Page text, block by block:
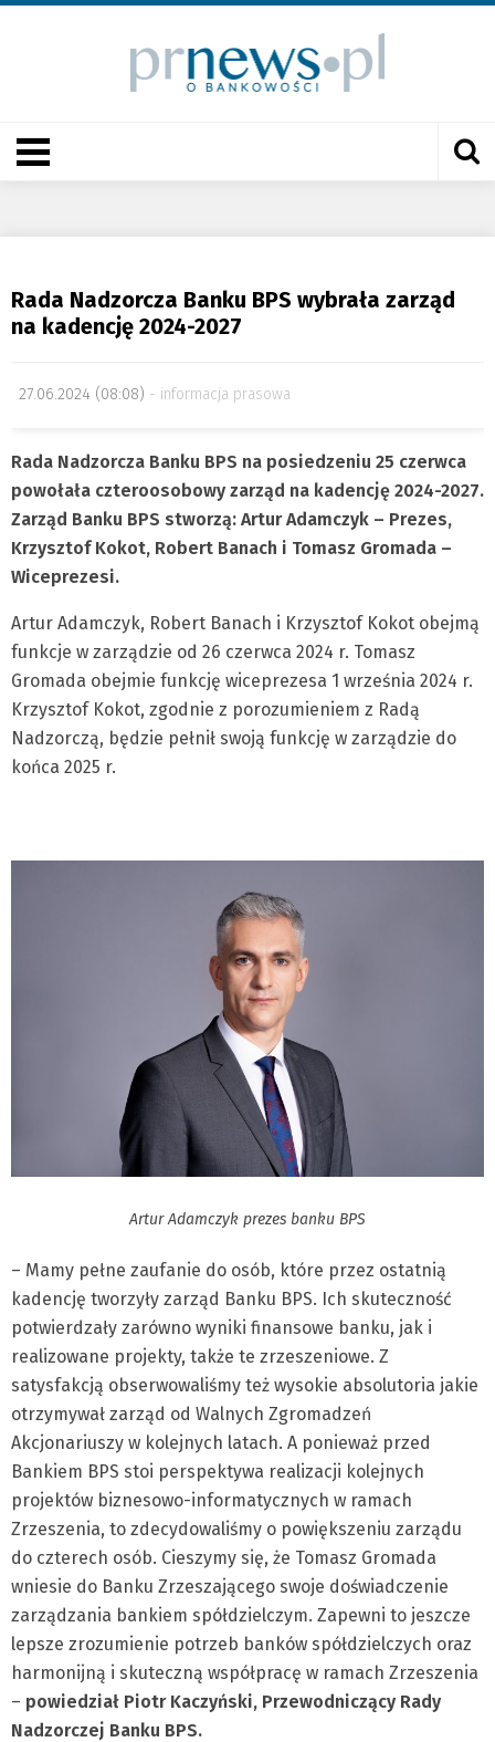
Rada Nadzorcza Banku BPS wybrała zarząd
na kadencję 2024-2027
27.06.2024 (08:08) informacja prasowa
Rada Nadzorcza Banku BPS na posiedzeniu 25 czerwca
powołała czteroosobowy zarząd na kadencję 2024-2027.
Zarząd Banku BPS stworzą: Artur Adamczyk – Prezes,
Krzysztof Kokot, Robert Banach i Tomasz Gromada –
Wiceprezesi.
Artur Adamczyk, Robert Banach i Krzysztof Kokot obejmą
funkcje w zarządzie od 26 czerwca 2024 r. Tomasz
Gromada obejmie funkcję wiceprezesa 1 września 2024 r.
Krzysztof Kokot, zgodnie z porozumieniem z Radą
Nadzorczą, będzie pełnił swoją funkcję w zarządzie do
końca 2025 r.
Artur Adamczyk prezes banku BPS
– Mamy pełne zaufanie do osób, które przez ostatnią
kadencję tworzyły zarząd Banku BPS. Ich skuteczność
potwierdzały zarówno wyniki finansowe banku, jak i
realizowane projekty, także te zrzeszeniowe. Z
satysfakcją obserwowaliśmy też wysokie absolutoria jakie
otrzymywał zarząd od Walnych Zgromadzeń
Akcjonariuszy w kolejnych latach. A ponieważ przed
Bankiem BPS stoi perspektywa realizacji kolejnych
projektów biznesowo-informatycznych w ramach
Zrzeszenia, to zdecydowaliśmy o powiększeniu zarządu
do czterech osób. Cieszymy się, że Tomasz Gromada
wniesie do Banku Zrzeszającego swoje doświadczenie
zarządzania bankiem spółdzielczym. Zapewni to jeszcze
lepsze zrozumienie potrzeb banków spółdzielczych oraz
harmonijną i skuteczną współpracę w ramach Zrzeszenia
– powiedział Piotr Kaczyński, Przewodniczący Rady
Nadzorczej Banku BPS.